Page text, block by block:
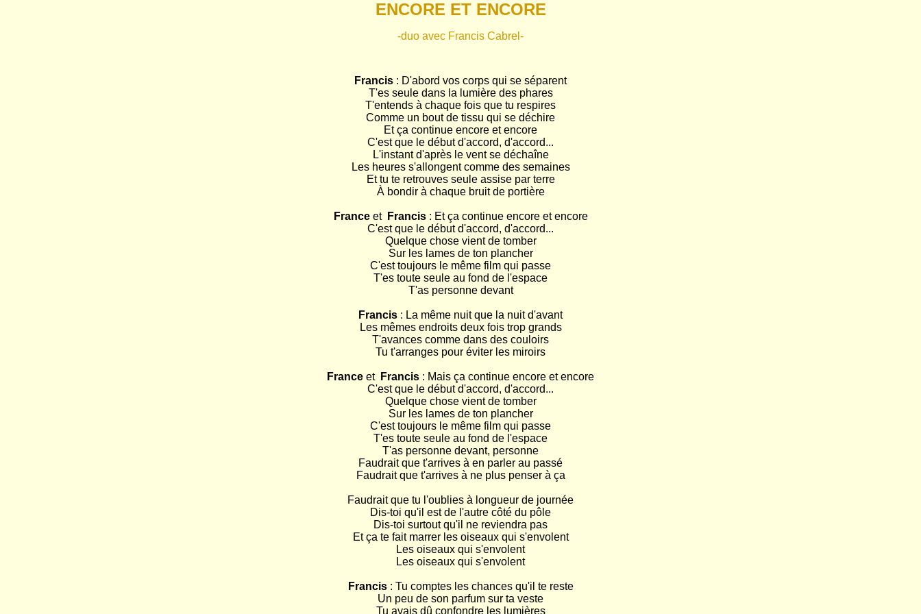
ENCORE ET ENCORE
-duo avec Francis Cabrel-
Francis : D'abord vos corps qui se séparent
T'es seule dans la lumière des phares
T'entends à chaque fois que tu respires
Comme un bout de tissu qui se déchire
Et ça continue encore et encore
C'est que le début d'accord, d'accord...
L'instant d'après le vent se déchaîne
Les heures s'allongent comme des semaines
Et tu te retrouves seule assise par terre
À bondir à chaque bruit de portière
France et Francis : Et ça continue encore et encore
C'est que le début d'accord, d'accord...
Quelque chose vient de tomber
Sur les lames de ton plancher
C'est toujours le même film qui passe
T'es toute seule au fond de l'espace
T'as personne devant
Francis : La même nuit que la nuit d'avant
Les mêmes endroits deux fois trop grands
T'avances comme dans des couloirs
Tu t'arranges pour éviter les miroirs
France et Francis : Mais ça continue encore et encore
C'est que le début d'accord, d'accord...
Quelque chose vient de tomber
Sur les lames de ton plancher
C'est toujours le même film qui passe
T'es toute seule au fond de l'espace
T'as personne devant, personne
Faudrait que t'arrives à en parler au passé
Faudrait que t'arrives à ne plus penser à ça
Faudrait que tu l'oublies à longueur de journée
Dis-toi qu'il est de l'autre côté du pôle
Dis-toi surtout qu'il ne reviendra pas
Et ça te fait marrer les oiseaux qui s'envolent
Les oiseaux qui s'envolent
Les oiseaux qui s'envolent
Francis : Tu comptes les chances qu'il te reste
Un peu de son parfum sur ta veste
Tu avais dû confondre les lumières